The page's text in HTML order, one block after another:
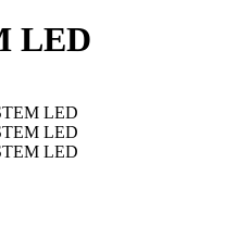
LED